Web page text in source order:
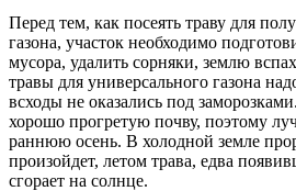
Перед тем, как посеять траву для
газона, участок необходимо
мусора, удалить сорняки, землю
травы для универсального газона
всходы не оказались под
хорошо прогретую почву, поэтому
раннюю осень. В холодной земле
произойдет, летом трава, едва
сгорает на солнце.